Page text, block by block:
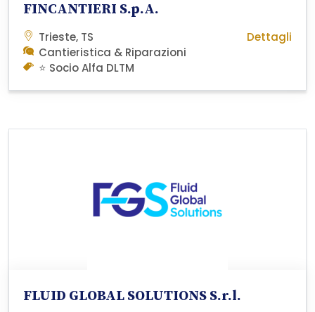
FINCANTIERI S.p.A.
Trieste, TS
Cantieristica & Riparazioni
⭐ Socio Alfa DLTM
Dettagli
FLUID GLOBAL SOLUTIONS S.r.l.